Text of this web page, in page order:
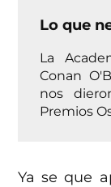
Lo que
La
Conan
nos
Premios
Ya se que